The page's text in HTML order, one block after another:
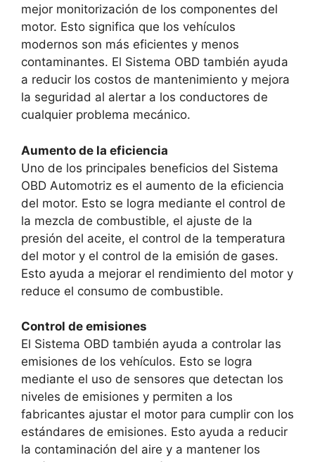
mejor monitorización de los componentes del
motor. Esto significa que los vehículos
modernos son más eficientes y menos
contaminantes. El Sistema OBD también ayuda
a reducir los costos de mantenimiento y mejora
la seguridad al alertar a los conductores de
cualquier problema mecánico.
Aumento de la eficiencia
Uno de los principales beneficios del Sistema
OBD Automotriz es el aumento de la eficiencia
del motor. Esto se logra mediante el control de
la mezcla de combustible, el ajuste de la
presión del aceite, el control de la temperatura
del motor y el control de la emisión de gases.
Esto ayuda a mejorar el rendimiento del motor y
reduce el consumo de combustible.
Control de emisiones
El Sistema OBD también ayuda a controlar las
emisiones de los vehículos. Esto se logra
mediante el uso de sensores que detectan los
niveles de emisiones y permiten a los
fabricantes ajustar el motor para cumplir con los
estándares de emisiones. Esto ayuda a reducir
la contaminación del aire y a mantener los